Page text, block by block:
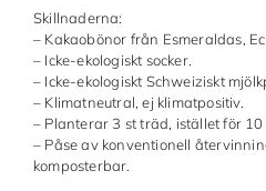
Webbutiken MARRON drivs av Marron
Chokladfackhandel AB.
© 2026. Alla rättigheter reserverade.
Skillnaderna:
– Kakaobönor från Esmeraldas,
– Icke-ekologiskt socker.
– Icke-ekologiskt Schweiziskt
– Klimatneutral, ej klimatpositiv.
– Planterar 3 st träd, istället för 10
– Påse av konventionell
komposterbar.